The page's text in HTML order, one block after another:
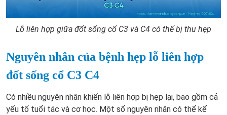
Lỗ liên hợp giữa đốt sống cổ C3 và C4 có thể bị thu hẹp
Nguyên nhân của bệnh hẹp lỗ liên hợp
đốt sống cổ C3 C4
Có nhiều nguyên nhân khiến lỗ liên hợp bị hẹp lại, bao gồm cả
yếu tố tuổi tác và cơ học. Một số nguyên nhân có thể kể